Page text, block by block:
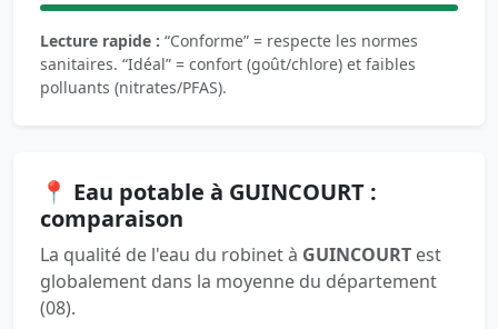
Lecture rapide : “Conforme” = respecte les normes
sanitaires. “Idéal” = confort (goût/chlore) et faibles
polluants (nitrates/PFAS).
📍 Eau potable à GUINCOURT :
comparaison
La qualité de l'eau du robinet à GUINCOURT est
globalement dans la moyenne du département
(08).